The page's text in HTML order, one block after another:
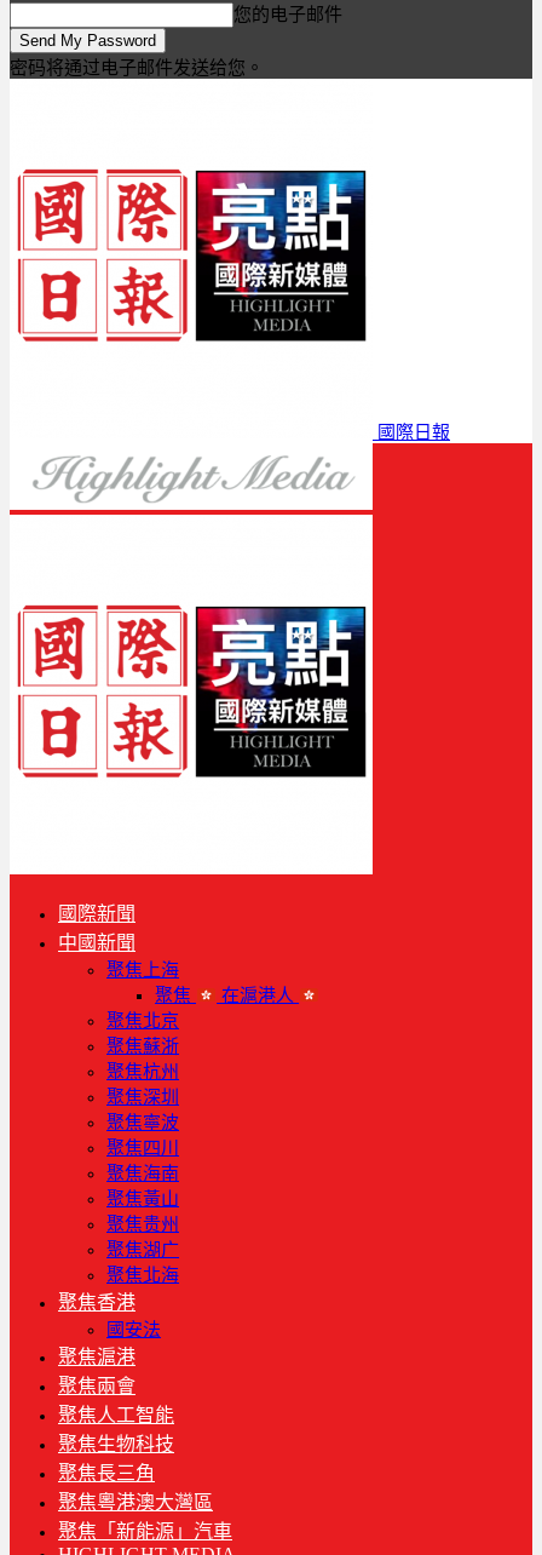
您的电子邮件
密码将通过电子邮件发送给您。
國際日報
國際新聞
中國新聞
聚焦上海
聚焦
在滬港人
聚焦北京
聚焦蘇浙
聚焦杭州
聚焦深圳
聚焦寧波
聚焦四川
聚焦海南
聚焦黃山
聚焦贵州
聚焦湖广
聚焦北海
聚焦香港
國安法
聚焦滬港
聚焦兩會
聚焦人工智能
聚焦生物科技
聚焦長三角
聚焦粵港澳大灣區
聚焦「新能源」汽車